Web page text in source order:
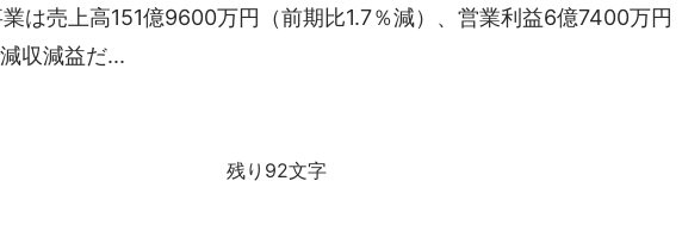
は売上高151億9600万円（前期比1.7％減）、営業利益6億7400万円
収減益だ...
残り92文字